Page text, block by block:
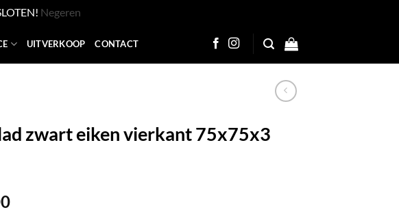
Negeren
UITVERKOOP CONTACT
zwart eiken vierkant 75x75x3